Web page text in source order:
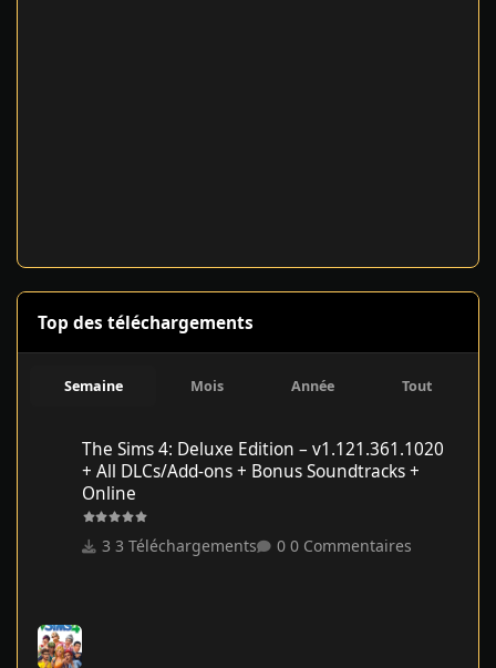
Top des téléchargements
Semaine Mois Année Tout
The Sims 4: Deluxe Edition – v1.121.361.1020
+ All DLCs/Add-ons + Bonus Soundtracks +
Online
3 Téléchargements 0 Commentaires